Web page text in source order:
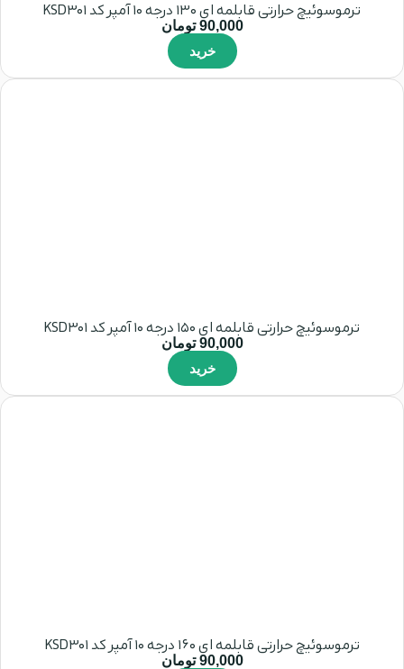
ترموسوئیچ حرارتی قابلمه ای 130 درجه 10 آمپر کد KSD301
90,000 تومان
خرید
ترموسوئیچ حرارتی قابلمه ای 150 درجه 10 آمپر کد KSD301
90,000 تومان
خرید
ترموسوئیچ حرارتی قابلمه ای 160 درجه 10 آمپر کد KSD301
90,000 تومان